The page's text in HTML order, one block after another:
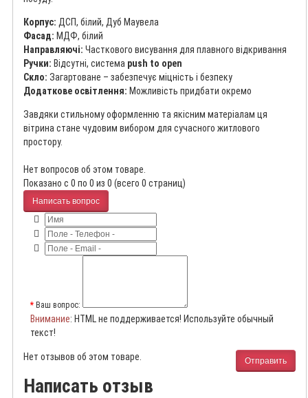
Корпус: ДСП, білий, Дуб Маувела
Фасад: МДФ, білий
Направляючі: Часткового висування для плавного відкривання
Ручки: Відсутні, система push to open
Скло: Загартоване – забезпечує міцність і безпеку
Додаткове освітлення: Можливість придбати окремо
Завдяки стильному оформленню та якісним матеріалам ця
вітрина стане чудовим вибором для сучасного житлового
простору.
Нет вопросов об этом товаре.
Показано с 0 по 0 из 0 (всего 0 страниц)
Написать вопрос
Ваш вопрос:
Внимание: HTML не поддерживается! Используйте обычный
текст!
Отправить
Нет отзывов об этом товаре.
Написать отзыв